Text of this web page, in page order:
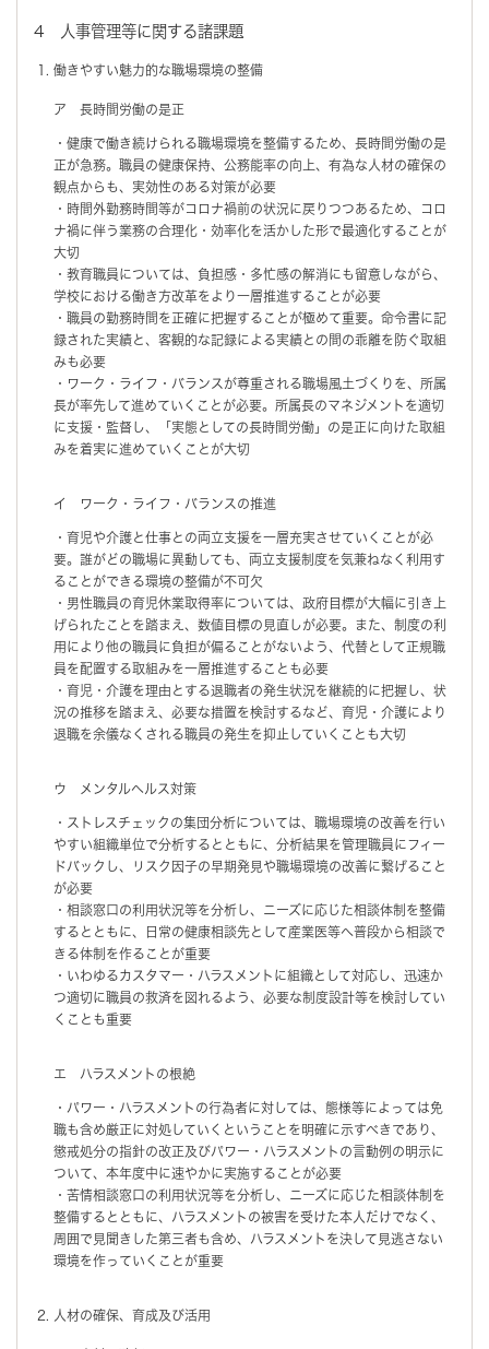
4 人事管理等に関する諸課題
働きやすい魅力的な職場環境の整備
ア 長時間労働の是正
・健康で働き続けられる職場環境を整備するため、長時間労働の是
正が急務。職員の健康保持、公務能率の向上、有為な人材の確保の
観点からも、実効性のある対策が必要
・時間外勤務時間等がコロナ禍前の状況に戻りつつあるため、コロ
ナ禍に伴う業務の合理化・効率化を活かした形で最適化することが
大切
・教育職員については、負担感・多忙感の解消にも留意しながら、
学校における働き方改革をより一層推進することが必要
・職員の勤務時間を正確に把握することが極めて重要。命令書に記
録された実績と、客観的な記録による実績との間の乖離を防ぐ取組
みも必要
・ワーク・ライフ・バランスが尊重される職場風土づくりを、所属
長が率先して進めていくことが必要。所属長のマネジメントを適切
に支援・監督し、「実態としての長時間労働」の是正に向けた取組
みを着実に進めていくことが大切
イ ワーク・ライフ・バランスの推進
・育児や介護と仕事との両立支援を一層充実させていくことが必
要。誰がどの職場に異動しても、両立支援制度を気兼ねなく利用す
ることができる環境の整備が不可欠
・男性職員の育児休業取得率については、政府目標が大幅に引き上
げられたことを踏まえ、数値目標の見直しが必要。また、制度の利
用により他の職員に負担が偏ることがないよう、代替として正規職
員を配置する取組みを一層推進することも必要
・育児・介護を理由とする退職者の発生状況を継続的に把握し、状
況の推移を踏まえ、必要な措置を検討するなど、育児・介護により
退職を余儀なくされる職員の発生を抑止していくことも大切
ウ メンタルヘルス対策
・ストレスチェックの集団分析については、職場環境の改善を行い
やすい組織単位で分析するとともに、分析結果を管理職員にフィー
ドバックし、リスク因子の早期発見や職場環境の改善に繋げること
が必要
・相談窓口の利用状況等を分析し、ニーズに応じた相談体制を整備
するとともに、日常の健康相談先として産業医等へ普段から相談で
きる体制を作ることが重要
・いわゆるカスタマー・ハラスメントに組織として対応し、迅速か
つ適切に職員の救済を図れるよう、必要な制度設計等を検討してい
くことも重要
エ ハラスメントの根絶
・パワー・ハラスメントの行為者に対しては、態様等によっては免
職も含め厳正に対処していくということを明確に示すべきであり、
懲戒処分の指針の改正及びパワー・ハラスメントの言動例の明示に
ついて、本年度中に速やかに実施することが必要
・苦情相談窓口の利用状況等を分析し、ニーズに応じた相談体制を
整備するとともに、ハラスメントの被害を受けた本人だけでなく、
周囲で見聞きした第三者も含め、ハラスメントを決して見逃さない
環境を作っていくことが重要
人材の確保、育成及び活用